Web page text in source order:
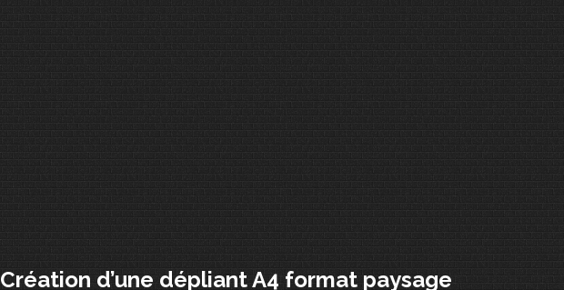
Création d’une dépliant A4 format paysage